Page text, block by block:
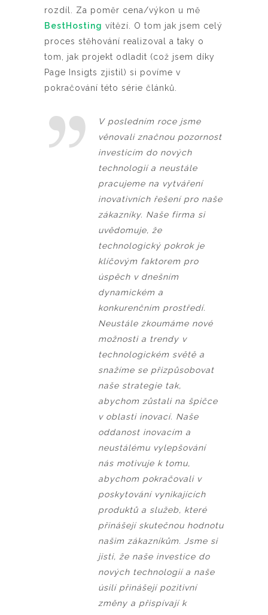
rozdíl. Za poměr cena/výkon u mě
BestHosting vítězí. O tom jak jsem celý
proces stěhování realizoval a taky o
tom, jak projekt odladit (což jsem díky
Page Insigts zjistil) si povíme v
pokračování této série článků.
V posledním roce jsme
věnovali značnou pozornost
investicím do nových
technologií a neustále
pracujeme na vytváření
inovativních řešení pro naše
zákazníky. Naše firma si
uvědomuje, že
technologický pokrok je
klíčovým faktorem pro
úspěch v dnešním
dynamickém a
konkurenčním prostředí.
Neustále zkoumáme nové
možnosti a trendy v
technologickém světě a
snažíme se přizpůsobovat
naše strategie tak,
abychom zůstali na špičce
v oblasti inovací. Naše
oddanost inovacím a
neustálému vylepšování
nás motivuje k tomu,
abychom pokračovali v
poskytování vynikajících
produktů a služeb, které
přinášejí skutečnou hodnotu
našim zákazníkům. Jsme si
jisti, že naše investice do
nových technologií a naše
úsilí přinášejí pozitivní
změny a přispívají k